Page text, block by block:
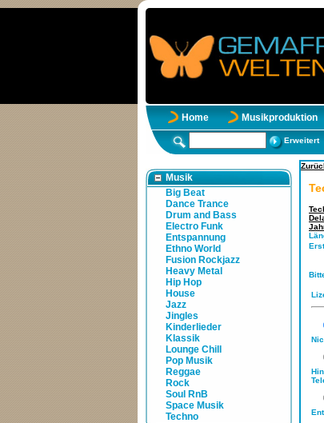
Home Musikproduktion
Erweitert
Musik
Big Beat
Dance Trance
Drum and Bass
Electro Funk
Entspannung
Ethno World
Fusion Rockjazz
Heavy Metal
Hip Hop
House
Jazz
Jingles
Kinderlieder
Klassik
Lounge Chill
Pop Musik
Reggae
Rock
Soul RnB
Space Musik
Techno